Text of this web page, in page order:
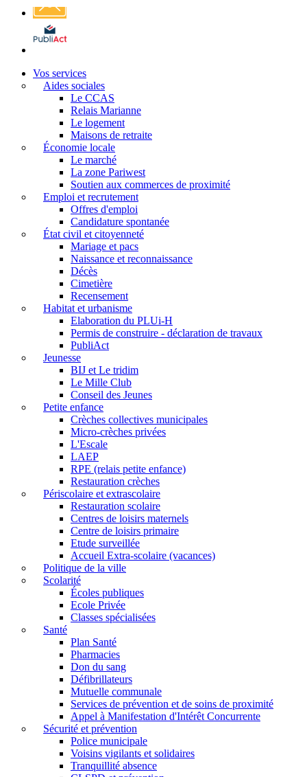
Affichage
légal
Vos services
Aides sociales
Le CCAS
Relais Marianne
Le logement
Maisons de retraite
Économie locale
Le marché
La zone Pariwest
Soutien aux commerces de proximité
Emploi et recrutement
Offres d'emploi
Candidature spontanée
État civil et citoyenneté
Mariage et pacs
Naissance et reconnaissance
Décès
Cimetière
Recensement
Habitat et urbanisme
Elaboration du PLUi-H
Permis de construire - déclaration de travaux
PubliAct
Jeunesse
BIJ et Le tridim
Le Mille Club
Conseil des Jeunes
Petite enfance
Crèches collectives municipales
Micro-crèches privées
L'Escale
LAEP
RPE (relais petite enfance)
Restauration crèches
Périscolaire et extrascolaire
Restauration scolaire
Centres de loisirs maternels
Centre de loisirs primaire
Etude surveillée
Accueil Extra-scolaire (vacances)
Politique de la ville
Scolarité
Écoles publiques
Ecole Privée
Classes spécialisées
Santé
Plan Santé
Pharmacies
Don du sang
Défibrillateurs
Mutuelle communale
Services de prévention et de soins de proximité
Appel à Manifestation d'Intérêt Concurrente
Sécurité et prévention
Police municipale
Voisins vigilants et solidaires
Tranquillité absence